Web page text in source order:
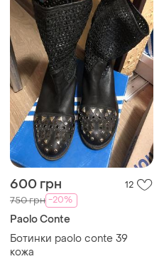
600 грн 12
750 грн -20%
Paolo Conte
Ботинки paolo conte 39
кожа